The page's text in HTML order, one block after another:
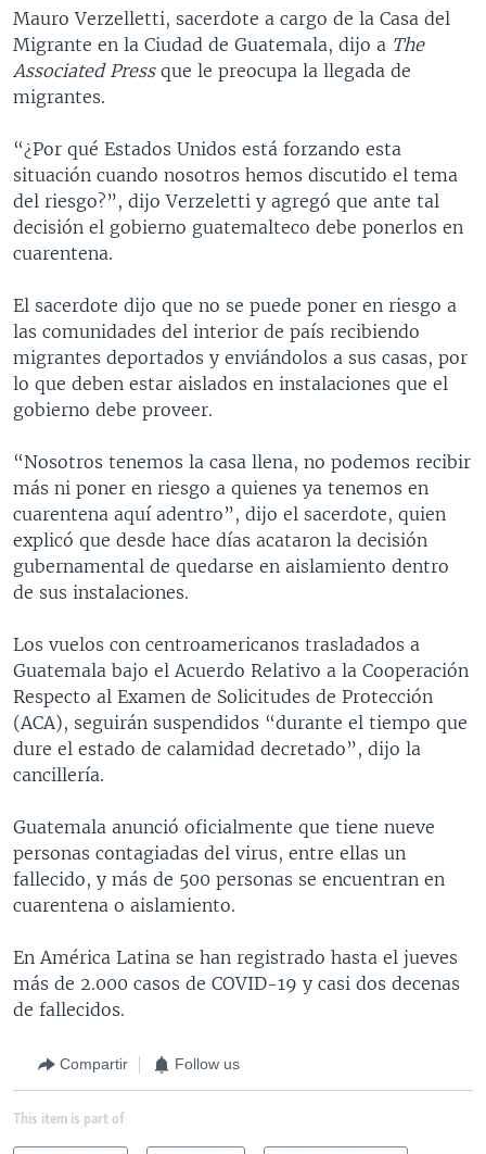
Mauro Verzelletti, sacerdote a cargo de la Casa del
Migrante en la Ciudad de Guatemala, dijo a The
Associated Pressque le preocupa la llegada de
migrantes.
“¿Por qué Estados Unidos está forzando esta
situación cuando nosotros hemos discutido el tema
del riesgo?”, dijo Verzeletti y agregó que ante tal
decisión el gobierno guatemalteco debe ponerlos en
cuarentena.
El sacerdote dijo que no se puede poner en riesgo a
las comunidades del interior de país recibiendo
migrantes deportados y enviándolos a sus casas, por
lo que deben estar aislados en instalaciones que el
gobierno debe proveer.
“Nosotros tenemos la casa llena, no podemos recibir
más ni poner en riesgo a quienes ya tenemos en
cuarentena aquí adentro”, dijo el sacerdote, quien
explicó que desde hace días acataron la decisión
gubernamental de quedarse en aislamiento dentro
de sus instalaciones.
Los vuelos con centroamericanos trasladados a
Guatemala bajo el Acuerdo Relativo a la Cooperación
Respecto al Examen de Solicitudes de Protección
(ACA), seguirán suspendidos “durante el tiempo que
dure el estado de calamidad decretado”, dijo la
cancillería.
Guatemala anunció oficialmente que tiene nueve
personas contagiadas del virus, entre ellas un
fallecido, y más de 500 personas se encuentran en
cuarentena o aislamiento.
En América Latina se han registrado hasta el jueves
más de 2.000 casos de COVID-19 y casi dos decenas
de fallecidos.
Compartir Follow us
This item is part of